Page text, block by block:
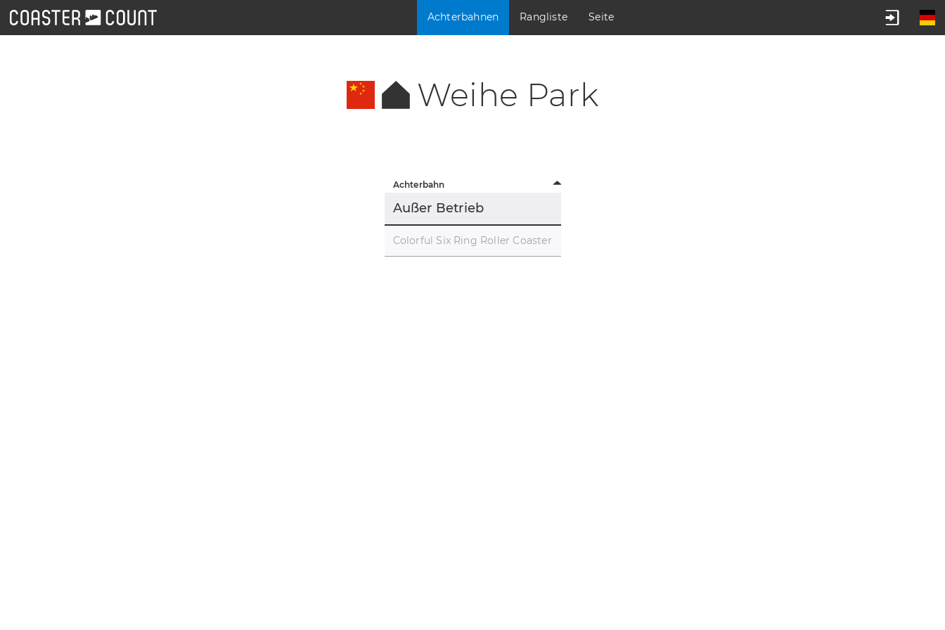
Achterbahnen Rangliste Seite
Weihe Park
Achterbahn
Außer Betrieb
Colorful Six Ring Roller Coaster